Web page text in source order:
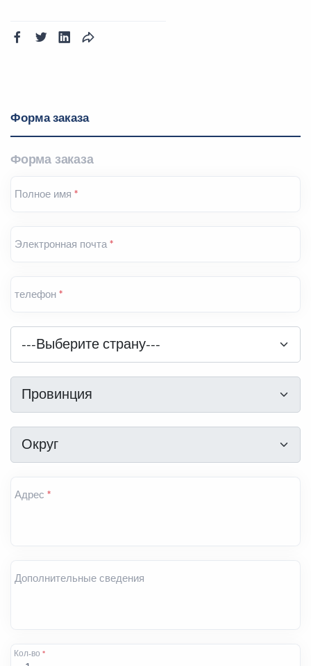
Форма заказа
Форма заказа
Полное имя *
Электронная почта*
телефон *
---Выберите страну---
Провинция
Округ
Адрес *
Дополнительные сведения
Кол-во *